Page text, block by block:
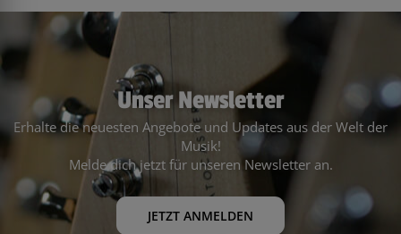
Unser Newsletter
Erhalte die neuesten Angebote und Updates aus der Welt der
Musik!
Melde dich jetzt für unseren Newsletter an.
JETZT ANMELDEN